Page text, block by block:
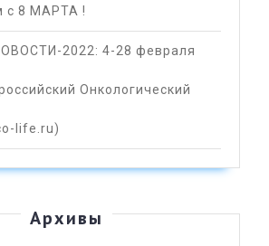
с 8 МАРТА !
2022: 4-28 февраля
Онкологический
life.ru)
Архивы